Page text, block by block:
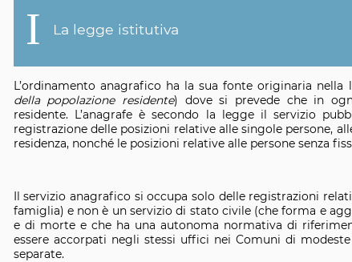
I La legge istitutiva
L’ordinamento anagrafico ha la sua fonte originaria nella
della popolazione residente) dove si prevede che in
residente. L’anagrafe è secondo la legge il servizio
registrazione delle posizioni relative alle singole persone,
residenza, nonché le posizioni relative alle persone senza
Il servizio anagrafico si occupa solo delle registrazioni
famiglia) e non è un servizio di stato civile (che forma e
e di morte e che ha una autonoma normativa di
essere accorpati negli stessi uffici nei Comuni di
separate.